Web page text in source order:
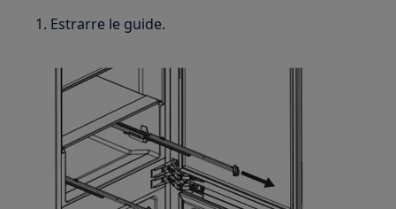
1. Estrarre le guide.